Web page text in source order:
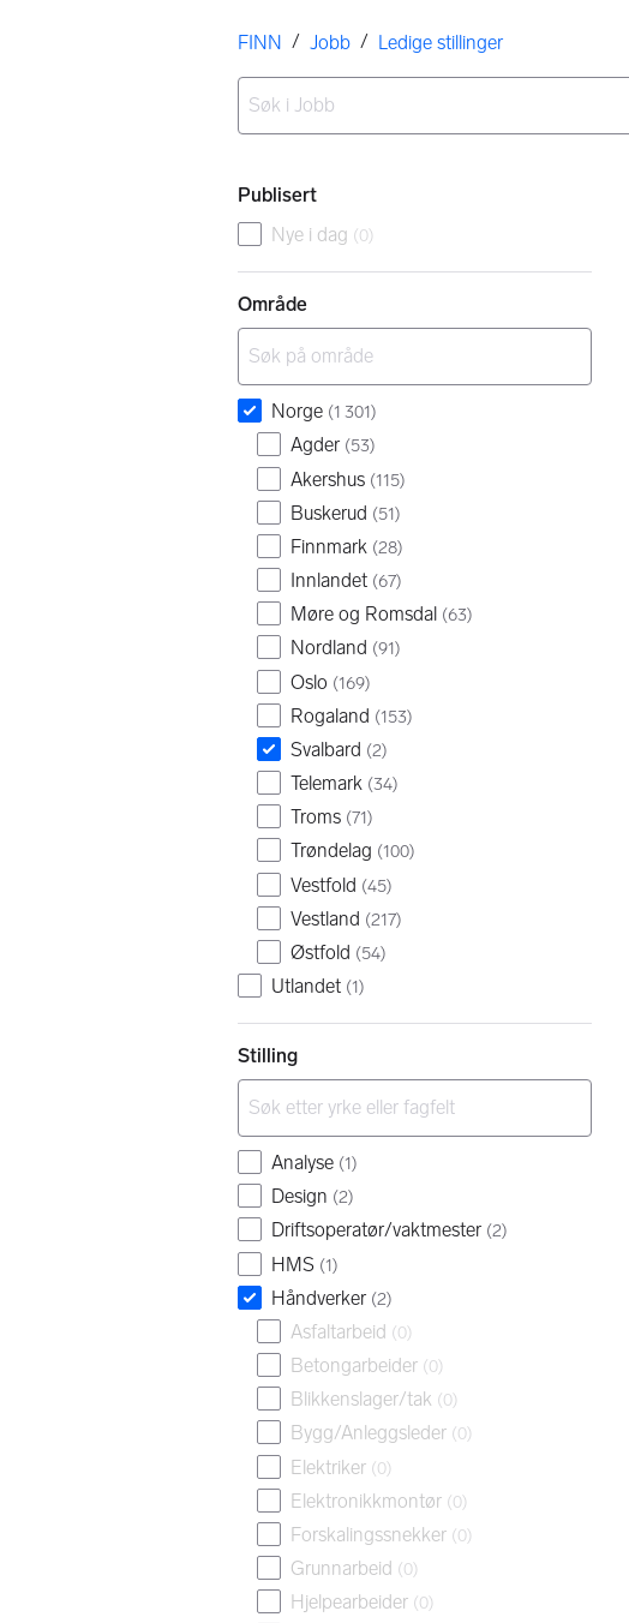
Her er du
FINN / Jobb / Ledige stillinger
Filtre
Publisert
Nye i dag (0)
Område
Norge (1 301)
Agder (53)
Akershus (115)
Buskerud (51)
Finnmark (28)
Innlandet (67)
Møre og Romsdal (63)
Nordland (91)
Oslo (169)
Rogaland (153)
Svalbard (2)
Telemark (34)
Troms (71)
Trøndelag (100)
Vestfold (45)
Vestland (217)
Østfold (54)
Utlandet (1)
Stilling
Analyse (1)
Design (2)
Driftsoperatør/vaktmester (2)
HMS (1)
Håndverker (2)
Asfaltarbeid (0)
Betongarbeider (0)
Blikkenslager/tak (0)
Bygg/Anleggsleder (0)
Elektriker (0)
Elektronikkmontør (0)
Forskalingssnekker (0)
Grunnarbeid (0)
Hjelpearbeider (0)